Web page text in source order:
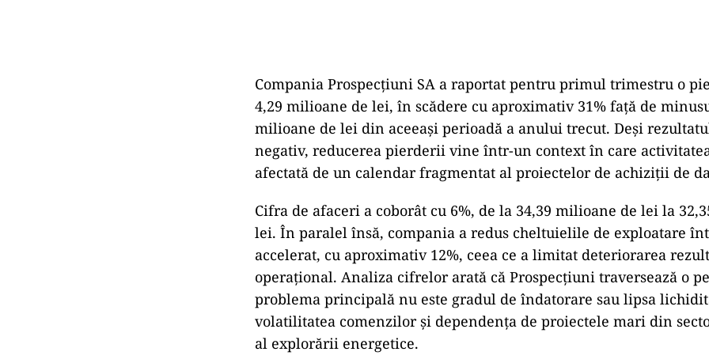
Compania Prospecțiuni SA a raportat pentru primul trimestru o
4,29 milioane de lei, în scădere cu aproximativ 31% față de
milioane de lei din aceeași perioadă a anului trecut. Deși
negativ, reducerea pierderii vine într-un context în care
afectată de un calendar fragmentat al proiectelor de achiziții de
Cifra de afaceri a coborât cu 6%, de la 34,39 milioane de lei la
lei. În paralel însă, compania a redus cheltuielile de exploatare
accelerat, cu aproximativ 12%, ceea ce a limitat deteriorarea
operațional. Analiza cifrelor arată că Prospecțiuni traversează o
problema principală nu este gradul de îndatorare sau lipsa
volatilitatea comenzilor și dependența de proiectele mari din
al explorării energetice.